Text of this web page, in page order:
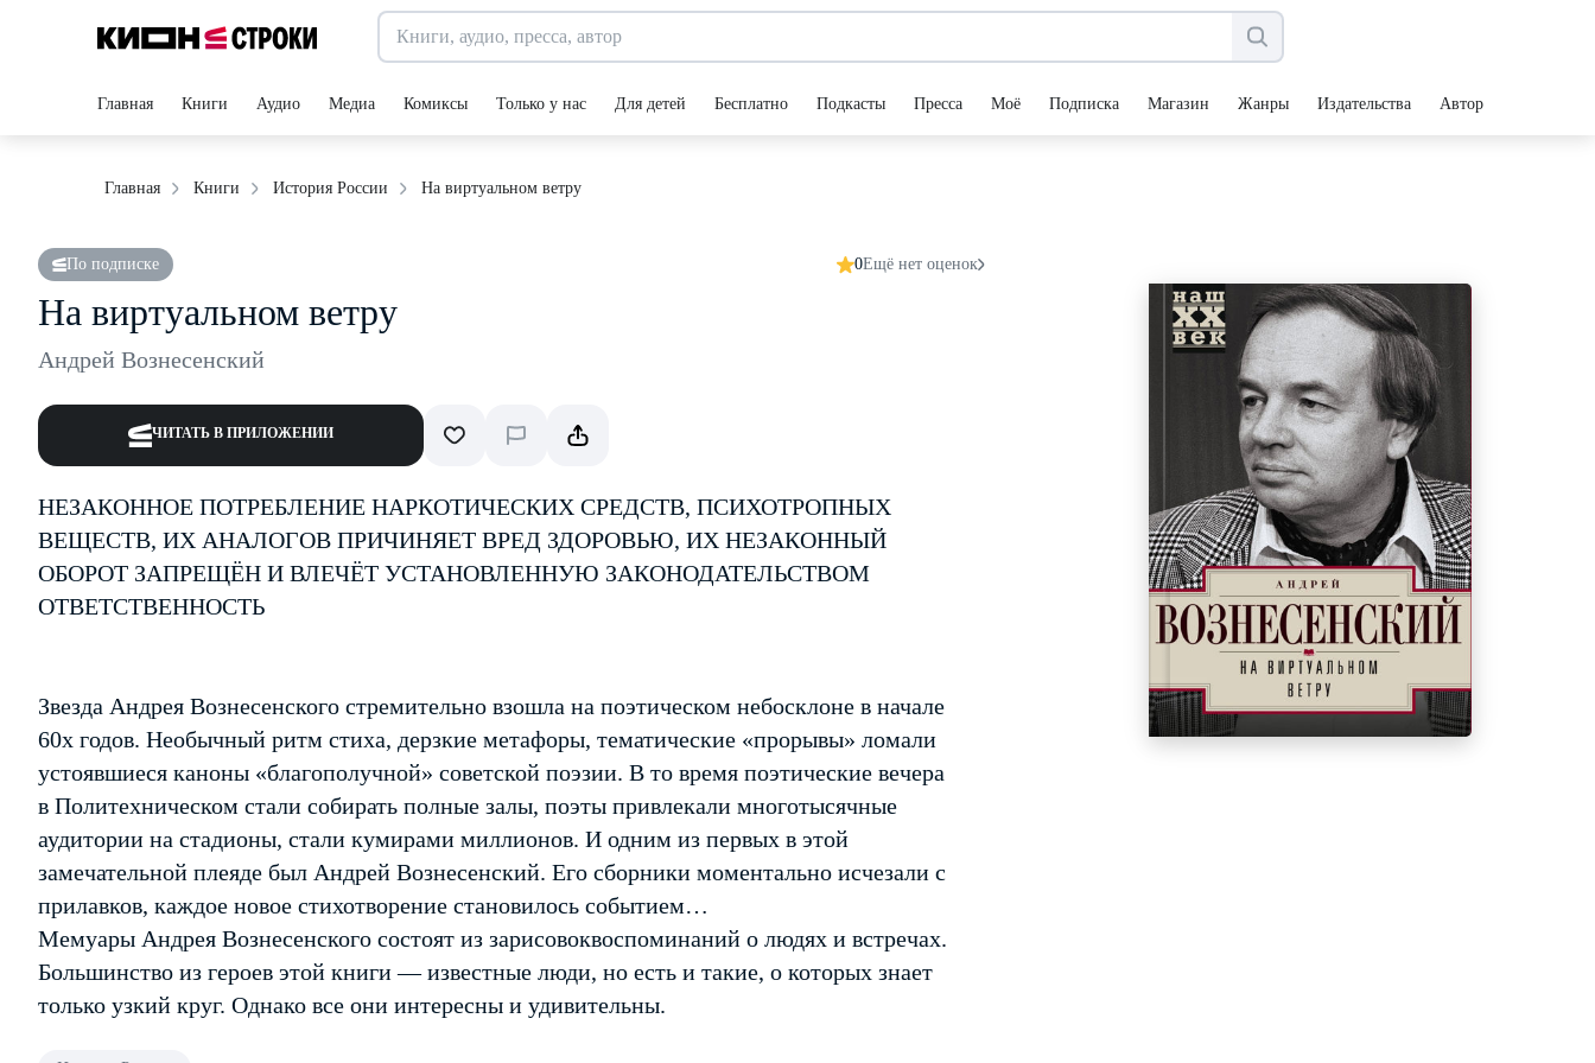
Главная Книги Аудио Медиа Комиксы Только у нас Для детей Бесплатно Подкасты Пресса Моё Подписка Магазин Жанры Издательства Авторы
Главная Книги История России На виртуальном ветру
По подписке 0Ещё нет оценок
На виртуальном ветру
Андрей Вознесенский
ЧИТАТЬ В ПРИЛОЖЕНИИ
НЕЗАКОННОЕ ПОТРЕБЛЕНИЕ НАРКОТИЧЕСКИХ СРЕДСТВ, ПСИХОТРОПНЫХ
ВЕЩЕСТВ, ИХ АНАЛОГОВ ПРИЧИНЯЕТ ВРЕД ЗДОРОВЬЮ, ИХ НЕЗАКОННЫЙ
ОБОРОТ ЗАПРЕЩЁН И ВЛЕЧЁТ УСТАНОВЛЕННУЮ ЗАКОНОДАТЕЛЬСТВОМ
ОТВЕТСТВЕННОСТЬ
Звезда Андрея Вознесенского стремительно взошла на поэтическом небосклоне в начале
60­х годов. Необычный ритм стиха, дерзкие метафоры, тематические «прорывы» ломали
устоявшиеся каноны «благополучной» советской поэзии. В то время поэтические вечера
в Политехническом стали собирать полные залы, поэты привлекали многотысячные
аудитории на стадионы, стали кумирами миллионов. И одним из первых в этой
замечательной плеяде был Андрей Вознесенский. Его сборники моментально исчезали с
прилавков, каждое новое стихотворение становилось событием…
Мемуары Андрея Вознесенского состоят из зарисовок­воспоминаний о людях и встречах.
Большинство из героев этой книги — известные люди, но есть и такие, о которых знает
только узкий круг. Однако все они интересны и удивительны.